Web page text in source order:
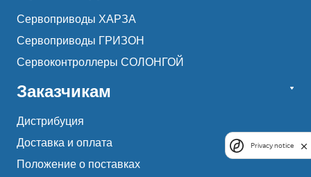
Сервоприводы ХАРЗА
Сервоприводы ГРИЗОН
Сервоконтроллеры СОЛОНГОЙ
Заказчикам
Дистрибуция
Доставка и оплата
Положение о поставках
Privacy notice